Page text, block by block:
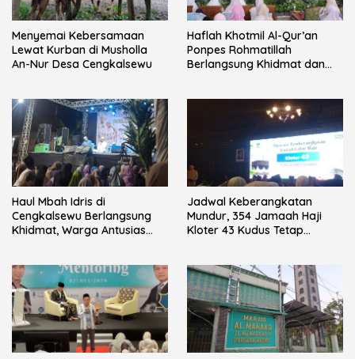
Menyemai Kebersamaan
Lewat Kurban di Musholla
An-Nur Desa Cengkalsewu
Haflah Khotmil Al-Qur’an
Ponpes Rohmatillah
Berlangsung Khidmat dan
Haul Mbah Idris di
Cengkalsewu Berlangsung
Khidmat, Warga Antusias
Jadwal Keberangkatan
Mundur, 354 Jamaah Haji
Kloter 43 Kudus Tetap